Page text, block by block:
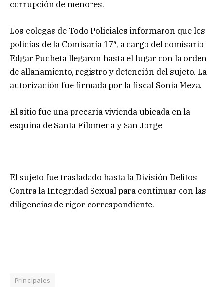
corrupción de menores.
Los colegas de Todo Policiales informaron que los
policías de la Comisaría 17ª, a cargo del comisario
Edgar Pucheta llegaron hasta el lugar con la orden
de allanamiento, registro y detención del sujeto. La
autorización fue firmada por la fiscal Sonia Meza.
El sitio fue una precaria vivienda ubicada en la
esquina de Santa Filomena y San Jorge.
El sujeto fue trasladado hasta la División Delitos
Contra la Integridad Sexual para continuar con las
diligencias de rigor correspondiente.
Principales